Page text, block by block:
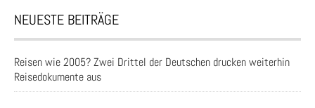
NEUESTE BEITRÄGE
Reisen wie 2005? Zwei Drittel der Deutschen drucken weiterhin
Reisedokumente aus